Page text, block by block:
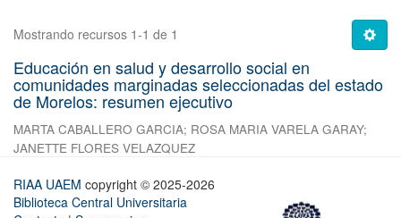
Mostrando recursos 1-1 de 1
Educación en salud y desarrollo social en
comunidades marginadas seleccionadas del estado
de Morelos: resumen ejecutivo
MARTA CABALLERO GARCIA; ROSA MARIA VARELA GARAY;
JANETTE FLORES VELAZQUEZ
RIAA UAEM copyright © 2025-2026
Biblioteca Central Universitaria